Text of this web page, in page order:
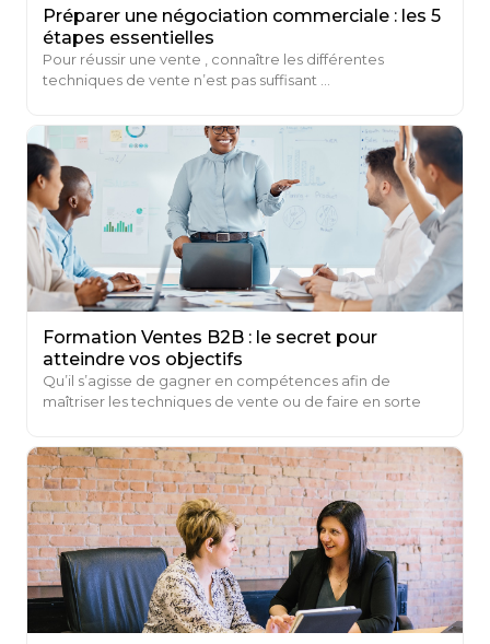
Préparer une négociation commerciale : les 5
étapes essentielles
Pour réussir une vente , connaître les différentes
techniques de vente n’est pas suffisant ...
Formation Ventes B2B : le secret pour
atteindre vos objectifs
Qu’il s’agisse de gagner en compétences afin de
maîtriser les techniques de vente ou de faire en sorte